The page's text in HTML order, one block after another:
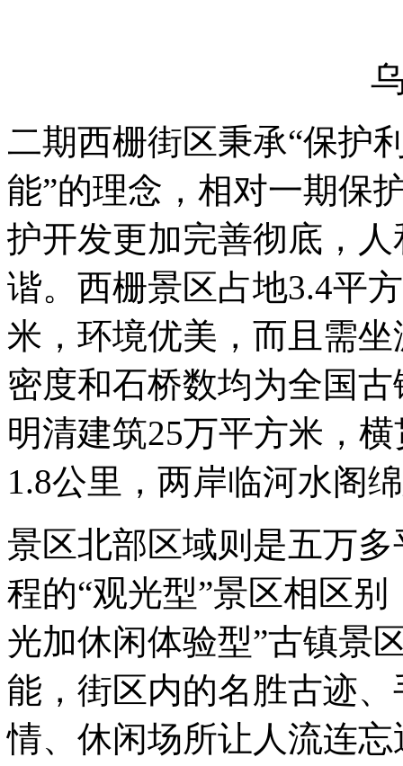
二期西栅街区秉承“保护
能”的理念，相对一期保
护开发更加完善彻底，
谐。西栅景区占地3.4平
米，环境优美，而且需
密度和石桥数均为全国
明清建筑25万平方米，
1.8公里，两岸临河水阁
景区北部区域则是五万
程的“观光型”景区相区
光加休闲体验型”古镇景
能，街区内的名胜古迹
情、休闲场所让人流连